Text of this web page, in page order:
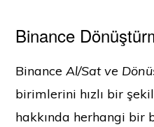
Binance
BinanceAl/Sat ve
birimlerini hızlı bir
hakkında herhangi bir